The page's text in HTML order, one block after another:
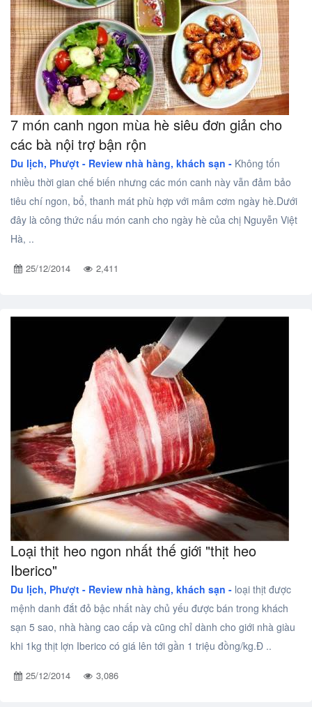
7 món canh ngon mùa hè siêu đơn giản cho
các bà nội trợ bận rộn
Du lịch, Phượt - Review nhà hàng, khách sạn - Không tốn
nhiều thời gian chế biến nhưng các món canh này vẫn đảm bảo
tiêu chí ngon, bổ, thanh mát phù hợp với mâm cơm ngày hè.Dưới
đây là công thức nấu món canh cho ngày hè của chị Nguyễn Việt
Hà, ..
25/12/2014 2,411
Loại thịt heo ngon nhất thế giới "thịt heo
Iberico"
Du lịch, Phượt - Review nhà hàng, khách sạn - loại thịt được
mệnh danh đắt đỏ bậc nhất này chủ yếu được bán trong khách
sạn 5 sao, nhà hàng cao cấp và cũng chỉ dành cho giới nhà giàu
khi 1kg thịt lợn Iberico có giá lên tới gần 1 triệu đồng/kg.Đ ..
25/12/2014 3,086